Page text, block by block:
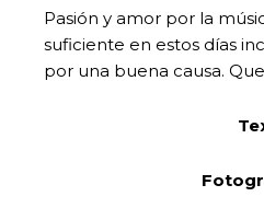
Pasión y amor por la
suficiente en estos días
por una buena causa.